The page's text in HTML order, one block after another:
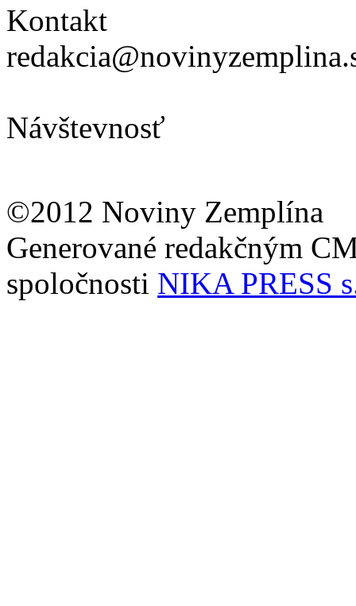
Kontakt
Návštevnosť
©2012 Noviny Zemplína
Generované redakčným
spoločnosti NIKA PRESS